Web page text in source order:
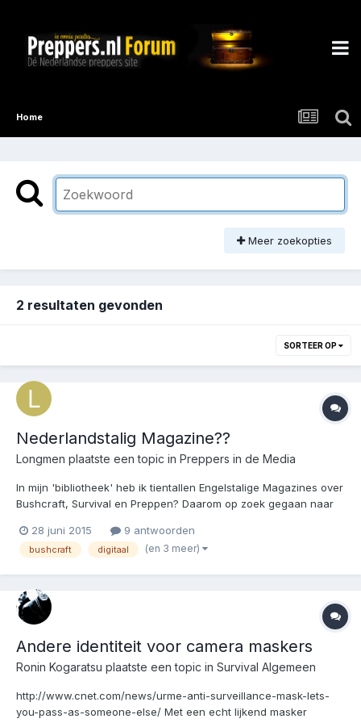
Home
Meer zoekopties
2 resultaten gevonden
SORTEER OP
Nederlandstalig Magazine??
Longmen plaatste een topic in Preppers in de Media
In mijn 'bibliotheek' heb ik tientallen Engelstalige Magazines over
Bushcraft, Survival en Preppen? Daarom op zoek gegaan naar
Out' kwam ik tegen, een nieuw digitaal Nederlandstalig
magazine over Outdoor, Bushcraft, Survival en Tactica...
28 juni 2015 9 antwoorden
bushcraft digitaal (en 3 meer)
Andere identiteit voor camera maskers
Ronin Kogaratsu plaatste een topic in Survival Algemeen
http://www.cnet.com/news/urme-anti-surveillance-mask-lets-
you-pass-as-someone-else/ Met een echt lijkend masker